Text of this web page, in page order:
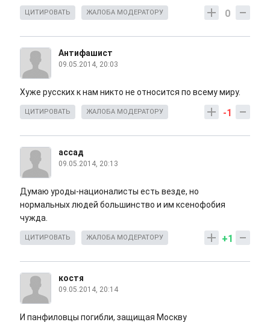
0
ЦИТИРОВАТЬ ЖАЛОБА МОДЕРАТОРУ
Антифашист
09.05.2014, 20:03
Хуже русских к нам никто не относится по всему миру.
-1
ЦИТИРОВАТЬ ЖАЛОБА МОДЕРАТОРУ
ассад
09.05.2014, 20:13
Думаю уроды-националисты есть везде, но
нормальных людей большинство и им ксенофобия
чужда.
+1
ЦИТИРОВАТЬ ЖАЛОБА МОДЕРАТОРУ
костя
09.05.2014, 20:14
И панфиловцы погибли, защищая Москву